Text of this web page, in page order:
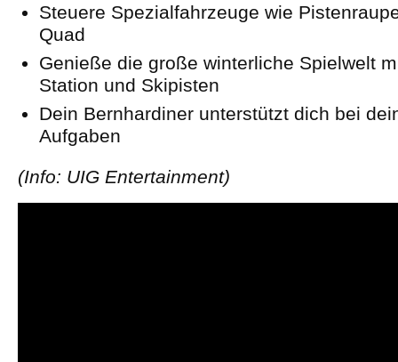
Steuere Spezialfahrzeuge wie
Quad
Genieße die große winterliche Spielwelt
Station und Skipisten
Dein Bernhardiner unterstützt dich bei
Aufgaben
(Info: UIG Entertainment)